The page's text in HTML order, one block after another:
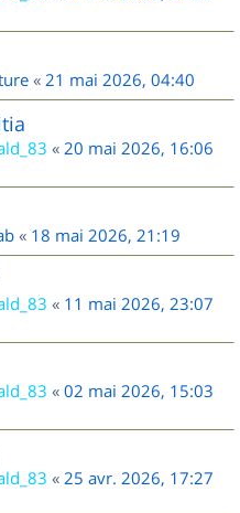
« 21 mai 2026, 04:40
« 20 mai 2026, 16:06
« 18 mai 2026, 21:19
« 11 mai 2026, 23:07
« 02 mai 2026, 15:03
« 25 avr. 2026, 17:27